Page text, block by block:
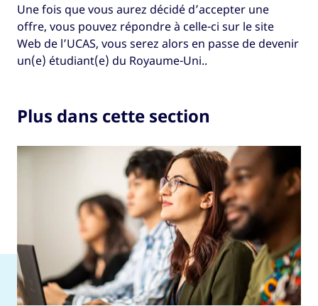
Une fois que vous aurez décidé d’accepter une
offre, vous pouvez répondre à celle-ci sur le site
Web de l’UCAS, vous serez alors en passe de devenir
un(e) étudiant(e) du Royaume-Uni..
Plus dans cette section